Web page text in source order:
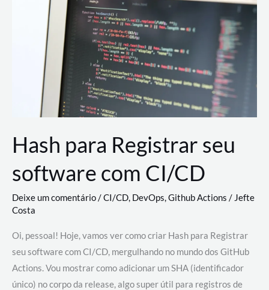
revolucionando
desenvolvimento
Hash para Registrar seu
software com CI/CD
Deixe um comentário/CI/CD, DevOps,Github Actions /Jefte
Costa
Oi, pessoal! Hoje, vamos ver como criar Hash para Registrar
seu software com CI/CD, mergulhando no mundo dos GitHub
Actions. Vou mostrar como adicionar um SHA (identificador
único) no corpo da release, algo super útil para registros de